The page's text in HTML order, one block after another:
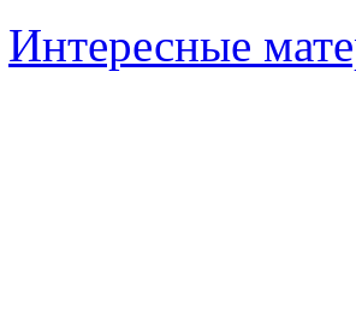
Интересные